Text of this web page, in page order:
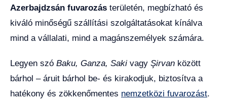
Azerbajdzsán fuvarozás területén, megbízható és
kiváló minőségű szállítási szolgáltatásokat kínálva
mind a vállalati, mind a magánszemélyek számára.
Legyen szó Baku, Ganza, Saki vagy Şirvan között
bárhol – áruit bárhol be- és kirakodjuk, biztosítva a
hatékony és zökkenőmentes nemzetközi fuvarozást.